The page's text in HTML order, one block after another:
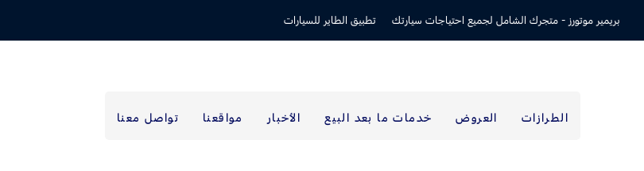
بريمير موتورز - متجرك الشامل لجميع احتياجات سيارتك تطبيق الطاير للسيارات
الطرازات العروض خدمات ما بعد البيع الأخبار مواقعنا تواصل معنا